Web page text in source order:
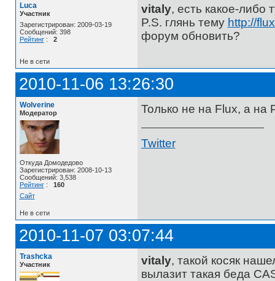
Luca
Участник
Зарегистрирован: 2009-03-19
Сообщений: 398
Рейтинг: 2
vitaly, есть какое-либо
P.S. глянь тему http://
форум обновить?
Не в сети
2010-11-06 13:26:30
Wolverine
Модератор
Откуда Домодедово
Зарегистрирован: 2008-10-13
Сообщений: 3,538
Рейтинг: 160
Сайт
Только не на Flux, а на
Twitter
Не в сети
2010-11-07 03:07:44
Trashcka
Участник vitaly, такой косяк
вылазит такая беда